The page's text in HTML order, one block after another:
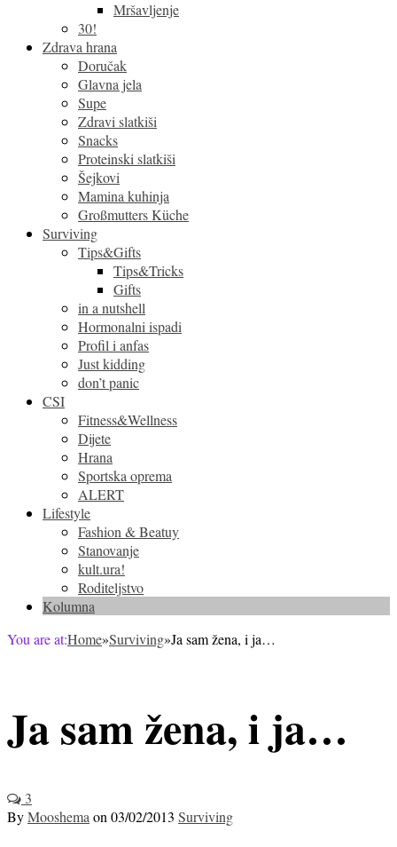
Mršavljenje
30!
Zdrava hrana
Doručak
Glavna jela
Supe
Zdravi slatkiši
Snacks
Proteinski slatkiši
Šejkovi
Mamina kuhinja
Großmutters Küche
Surviving
Tips&Gifts
Tips&Tricks
Gifts
in a nutshell
Hormonalni ispadi
Profil i anfas
Just kidding
don’t panic
CSI
Fitness&Wellness
Dijete
Hrana
Sportska oprema
ALERT
Lifestyle
Fashion & Beatuy
Stanovanje
kult.ura!
Roditeljstvo
Kolumna
You are at:Home»Surviving»Ja sam žena, i ja…
Ja sam žena, i ja…
3
ByMooshema on 03/02/2013 Surviving